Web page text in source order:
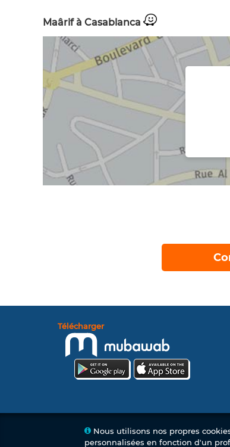
Maârif à Casablanca
Télécharger
Nous utilisons nos propres
personnalisées en fonction d'un